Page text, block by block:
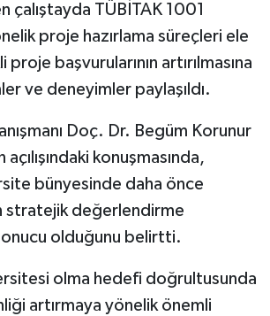
çalıştayda TÜBİTAK 1001
proje hazırlama süreçleri ele
proje başvurularının artırılmasına
ve deneyimler paylaşıldı.
Doç. Dr. Begüm Korunur
açılışındaki konuşmasında,
bünyesinde daha önce
stratejik değerlendirme
olduğunu belirtti.
olma hedefi doğrultusunda
artırmaya yönelik önemli